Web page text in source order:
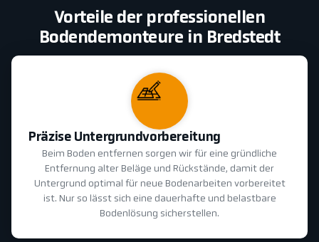
Vorteile der professionellen
Bodendemonteure in Bredstedt
Präzise Untergrundvorbereitung
Beim Boden entfernen sorgen wir für eine gründliche
Entfernung alter Beläge und Rückstände, damit der
Untergrund optimal für neue Bodenarbeiten vorbereitet
ist. Nur so lässt sich eine dauerhafte und belastbare
Bodenlösung sicherstellen.